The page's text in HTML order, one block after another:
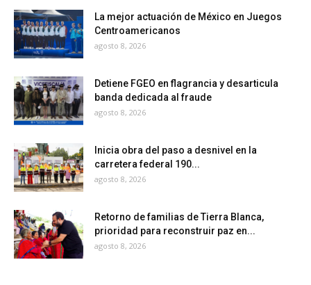
La mejor actuación de México en Juegos
Centroamericanos
agosto 8, 2026
Detiene FGEO en flagrancia y desarticula
banda dedicada al fraude
agosto 8, 2026
Inicia obra del paso a desnivel en la
carretera federal 190...
agosto 8, 2026
Retorno de familias de Tierra Blanca,
prioridad para reconstruir paz en...
agosto 8, 2026